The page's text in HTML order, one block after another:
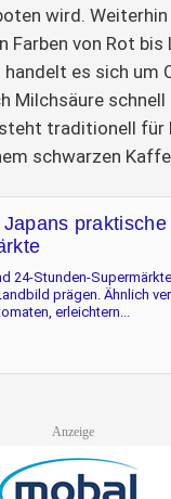
wird.
von Rot bis
es sich um
Milchsäure
traditionell für
schwarzen
24-Stunden-
prägen. Ähnlich
erleichtern...